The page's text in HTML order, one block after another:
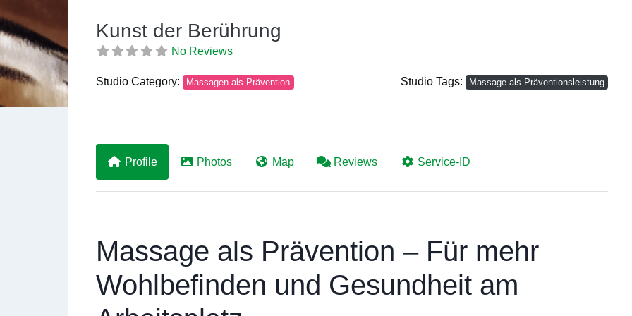
Kunst der Berührung
No Reviews
Studio Category: Massagen als Prävention Studio Tags: Massage als Präventionsleistung
Profile Photos Map Reviews Service-ID
Massage als Prävention – Für mehr
Wohlbefinden und Gesundheit am